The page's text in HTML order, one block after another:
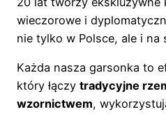
wieczorowe i
nie tylko w Polsce, ale i na
Każda nasza garsonka to
który łączy tradycyjne
wzornictwem,